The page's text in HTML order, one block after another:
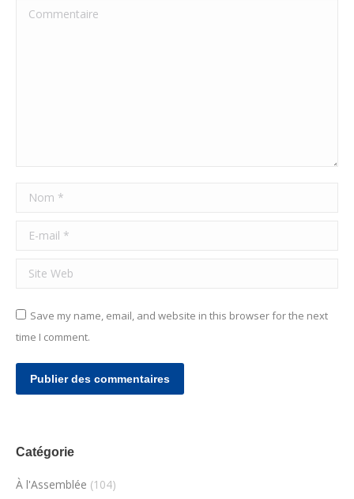
Commentaire
Nom *
E-mail *
Site Web
Save my name, email, and website in this browser for the next
time I comment.
Publier des commentaires
Catégorie
À l'Assemblée (104)